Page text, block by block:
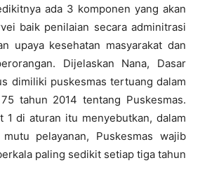
ada 3 komponen yang akan
baik penilaian secara adminitrasi
upaya kesehatan masyarakat dan
Dijelaskan Nana, Dasar
dimiliki puskesmas tertuang dalam
tahun 2014 tentang Puskesmas.
1 di aturan itu menyebutkan, dalam
pelayanan, Puskesmas wajib
paling sedikit setiap tiga tahun